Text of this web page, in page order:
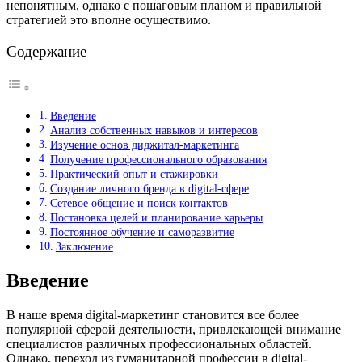
непонятным, однако с пошаговым планом и правильной
стратегией это вполне осуществимо.
Содержание
Введение
Анализ собственных навыков и интересов
Изучение основ диджитал-маркетинга
Получение профессионального образования
Практический опыт и стажировки
Создание личного бренда в digital-сфере
Сетевое общение и поиск контактов
Постановка целей и планирование карьеры
Постоянное обучение и саморазвитие
Заключение
Введение
В наше время digital-маркетинг становится все более
популярной сферой деятельности, привлекающей внимание
специалистов различных профессиональных областей.
Однако, переход из гуманитарной профессии в digital-